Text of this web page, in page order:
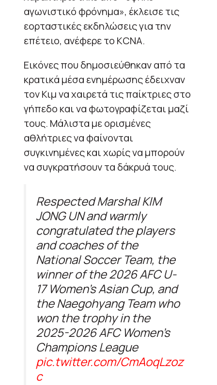
αγωνιστικό φρόνημα», έκλεισε τις
εορταστικές εκδηλώσεις για την
επέτειο, ανέφερε το KCNA.
Εικόνες που δημοσιεύθηκαν από τα
κρατικά μέσα ενημέρωσης έδειχναν
τον Κιμ να χαιρετά τις παίκτριες στο
γήπεδο και να φωτογραφίζεται μαζί
τους. Μάλιστα με ορισμένες
αθλήτριες να φαίνονται
συγκινημένες και χωρίς να μπορούν
να συγκρατήσουν τα δάκρυά τους.
Respected Marshal KIM
JONG UN and warmly
congratulated the players
and coaches of the
National Soccer Team, the
winner of the 2026 AFC U-
17 Women’s Asian Cup, and
the Naegohyang Team who
won the trophy in the
2025-2026 AFC Women’s
Champions League
pic.twitter.com/CmAoqLzoz
c